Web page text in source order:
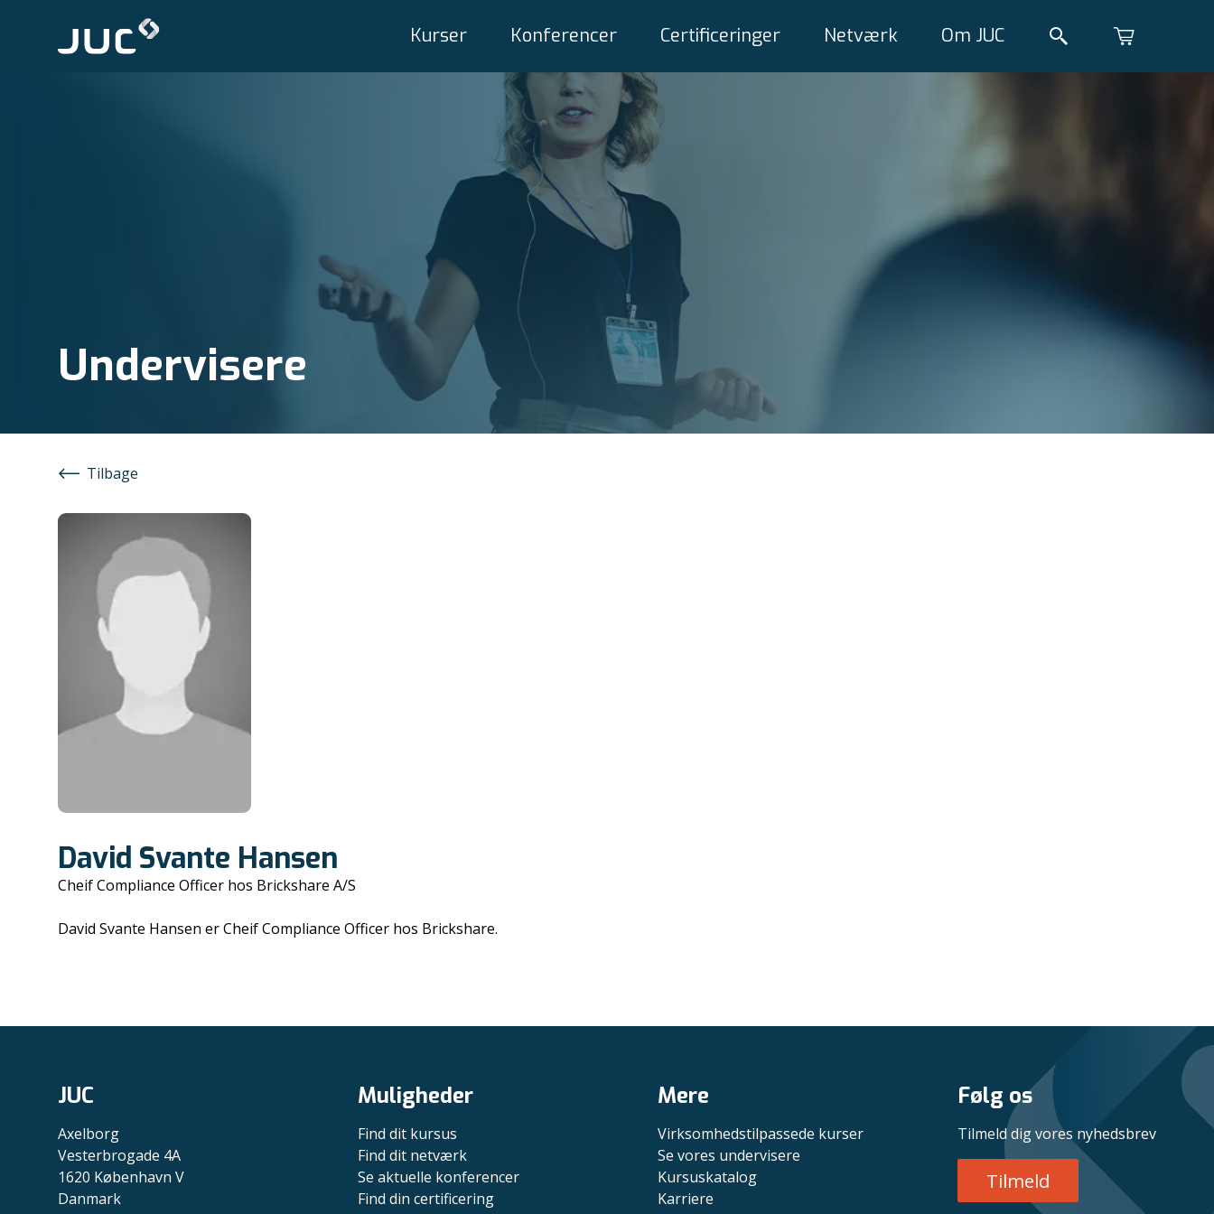
Kurser Konferencer Certificeringer Netværk Om JUC
Undervisere
Tilbage
David Svante Hansen
Cheif Compliance Officer hos Brickshare A/S
David Svante Hansen er Cheif Compliance Officer hos Brickshare.
JUC
Axelborg
Vesterbrogade 4A
1620 København V
Danmark
Muligheder
Find dit kursus
Find dit netværk
Se aktuelle konferencer
Find din certificering
Mere
Virksomhedstilpassede kurser
Se vores undervisere
Kursuskatalog
Karriere
Følg os
Tilmeld dig vores nyhedsbrev
Tilmeld